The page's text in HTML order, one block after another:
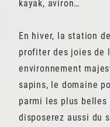
kayak, aviron…
En hiver, la station
profiter des joies de
environnement
sapins, le domaine
parmi les plus belles
disposerez aussi du